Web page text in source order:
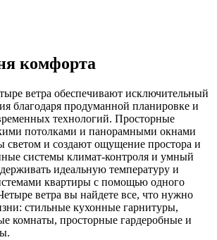
комфорта
ветра обеспечивают исключительный
благодаря продуманной планировке и
технологий. Просторные
потолками и панорамными окнами
светом и создают ощущение простора и
системы климат-контроля и умный
идеальную температуру и
квартиры с помощью одного
ветра вы найдете все, что нужно
стильные кухонные гарнитуры,
комнаты, просторные гардеробные и